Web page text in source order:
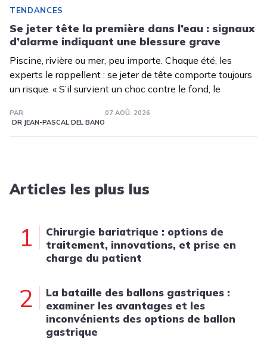
TENDANCES
Se jeter tête la première dans l’eau : signaux
d’alarme indiquant une blessure grave
Piscine, rivière ou mer, peu importe. Chaque été, les
experts le rappellent : se jeter de tête comporte toujours
un risque. « S’il survient un choc contre le fond, le
PAR
DR JEAN-PASCAL DEL BANO
07 AOÛ. 2026
Articles les plus lus
1
Chirurgie bariatrique : options de
traitement, innovations, et prise en
charge du patient
2
La bataille des ballons gastriques :
examiner les avantages et les
inconvénients des options de ballon
gastrique